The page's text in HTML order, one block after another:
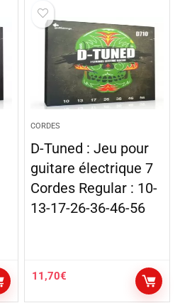
CORDES
D-Tuned : Jeu pour
guitare électrique 7
Cordes Regular : 10-
13-17-26-36-46-56
11,70€